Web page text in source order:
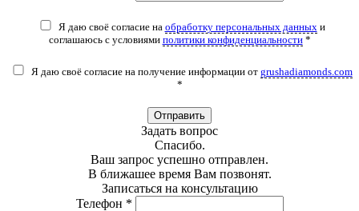
Я даю своё согласие на обработку персональных данных и
соглашаюсь с условиями политики конфиденциальности*
Я даю своё согласие на получение информации от grushadiamonds.com
*
Отправить
Задать вопрос
Спасибо.
Ваш запрос успешно отправлен.
В ближашее время Вам позвонят.
Записаться на консультацию
Телефон *